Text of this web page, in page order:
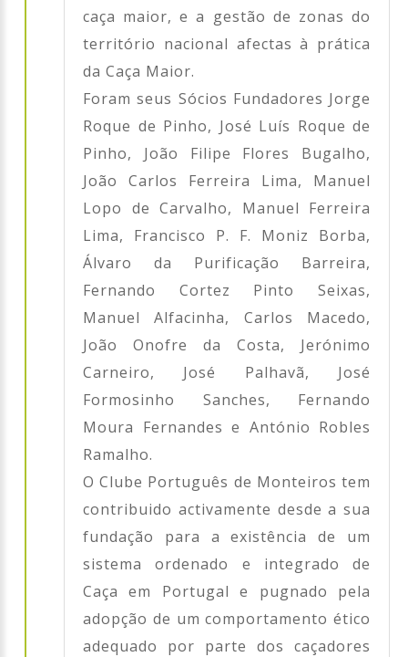
caça maior, e a gestão de zonas do
território nacional afectas à prática
da Caça Maior.
Foram seus Sócios Fundadores Jorge
Roque de Pinho, José Luís Roque de
Pinho, João Filipe Flores Bugalho,
João Carlos Ferreira Lima, Manuel
Lopo de Carvalho, Manuel Ferreira
Lima, Francisco P. F. Moniz Borba,
Álvaro da Purificação Barreira,
Fernando Cortez Pinto Seixas,
Manuel Alfacinha, Carlos Macedo,
João Onofre da Costa, Jerónimo
Carneiro, José Palhavã, José
Formosinho Sanches, Fernando
Moura Fernandes e António Robles
Ramalho.
O Clube Português de Monteiros tem
contribuido activamente desde a sua
fundação para a existência de um
sistema ordenado e integrado de
Caça em Portugal e pugnado pela
adopção de um comportamento ético
adequado por parte dos caçadores